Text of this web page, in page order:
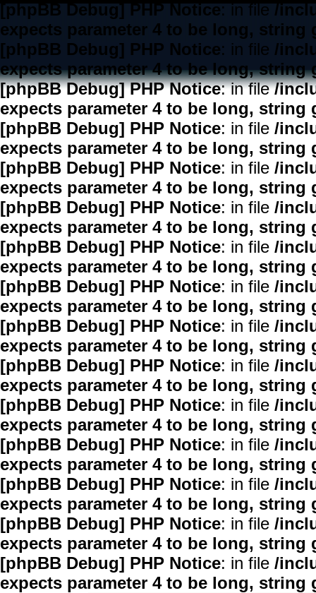
[phpBB Debug] PHP Notice: in file/
expects parameter 4 to be long, string
[phpBB Debug] PHP Notice: in file /
expects parameter 4 to be long, string
[phpBB Debug] PHP Notice: in file/
expects parameter 4 to be long, string
[phpBB Debug] PHP Notice: in file /
expects parameter 4 to be long, string
[phpBB Debug] PHP Notice: in file /
expects parameter 4 to be long, string
[phpBB Debug] PHP Notice: in file /
expects parameter 4 to be long, string
[phpBB Debug] PHP Notice: in file /
expects parameter 4 to be long, string
[phpBB Debug] PHP Notice: in file /
expects parameter 4 to be long, string
[phpBB Debug] PHP Notice: in file /
expects parameter 4 to be long, string
[phpBB Debug] PHP Notice: in file /
expects parameter 4 to be long, string
[phpBB Debug] PHP Notice: in file /
expects parameter 4 to be long, string
[phpBB Debug] PHP Notice: in file /
expects parameter 4 to be long, string
[phpBB Debug] PHP Notice: in file /
expects parameter 4 to be long, string
[phpBB Debug] PHP Notice: in file /
expects parameter 4 to be long, string
[phpBB Debug] PHP Notice: in file /
expects parameter 4 to be long, string